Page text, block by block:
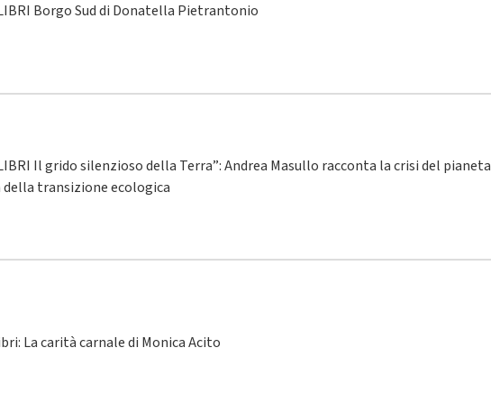
Borgo Sud di Donatella Pietrantonio
Il grido silenzioso della Terra”: Andrea Masullo racconta la crisi del pianeta
della transizione ecologica
La carità carnale di Monica Acito